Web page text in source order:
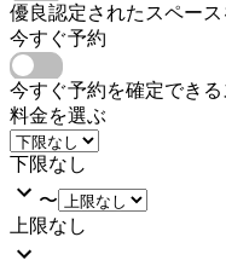
優良認定されたスペー
今すぐ予約
今すぐ予約を確定でき
料金を選ぶ
下限なし
〜
上限なし